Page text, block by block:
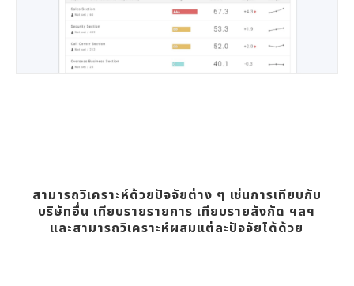
สามารถวิเคราะห์ด้วยปัจจัยต่าง ๆ เช่นการเทียบกับ
บริษัทอื่น เทียบรายรายการ เทียบรายสังกัด ฯลฯ
และสามารถวิเคราะห์ผสมแต่ละปัจจัยได้ด้วย